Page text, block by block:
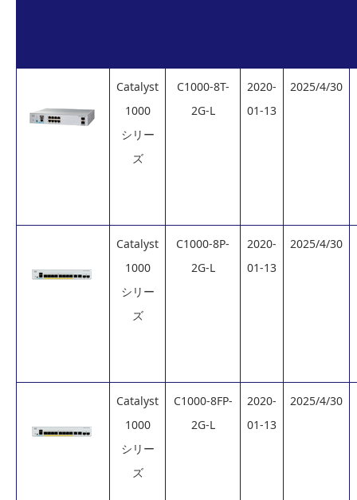
Catalyst
1000
シリー
ズ
C1000-8T-
2G-L
2020-
01-13
2025/4/30
Catalyst
1000
シリー
ズ
C1000-8P-
2G-L
2020-
01-13
2025/4/30
Catalyst
1000
シリー
ズ
C1000-8FP-
2G-L
2020-
01-13
2025/4/30